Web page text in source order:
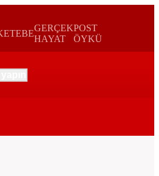
GERÇEK
HAYAT
POST
ÖYKÜ